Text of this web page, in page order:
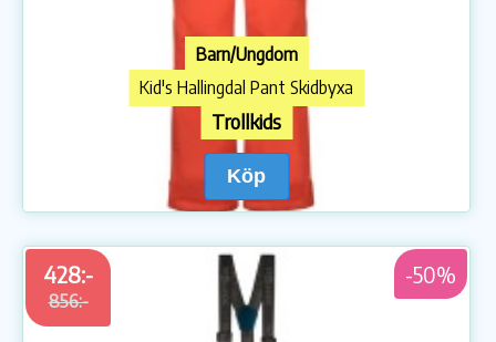
Barn/Ungdom
Kid's Hallingdal Pant Skidbyxa
Trollkids
Köp
428:-
856:-
-50%